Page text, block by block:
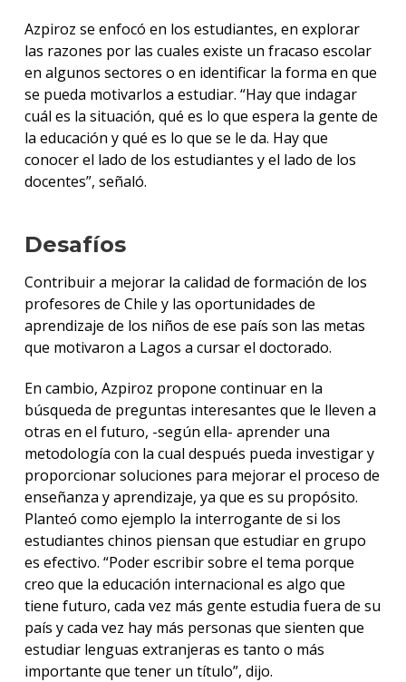
Azpiroz se enfocó en los estudiantes, en explorar
las razones por las cuales existe un fracaso escolar
en algunos sectores o en identificar la forma en que
se pueda motivarlos a estudiar. “Hay que indagar
cuál es la situación, qué es lo que espera la gente de
la educación y qué es lo que se le da. Hay que
conocer el lado de los estudiantes y el lado de los
docentes”, señaló.
Desafíos
Contribuir a mejorar la calidad de formación de los
profesores de Chile y las oportunidades de
aprendizaje de los niños de ese país son las metas
que motivaron a Lagos a cursar el doctorado.
En cambio, Azpiroz propone continuar en la
búsqueda de preguntas interesantes que le lleven a
otras en el futuro, -según ella- aprender una
metodología con la cual después pueda investigar y
proporcionar soluciones para mejorar el proceso de
enseñanza y aprendizaje, ya que es su propósito.
Planteó como ejemplo la interrogante de si los
estudiantes chinos piensan que estudiar en grupo
es efectivo. “Poder escribir sobre el tema porque
creo que la educación internacional es algo que
tiene futuro, cada vez más gente estudia fuera de su
país y cada vez hay más personas que sienten que
estudiar lenguas extranjeras es tanto o más
importante que tener un título”, dijo.